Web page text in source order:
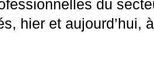
du
hier et aujourd’hui,